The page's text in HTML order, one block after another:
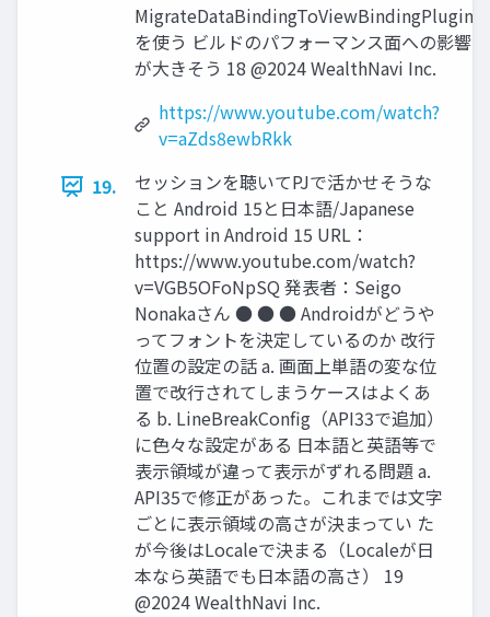
MigrateDataBindingToViewBindingPlugin
を使う ビルドのパフォーマンス⾯への影響
が⼤きそう 18 @2024 WealthNavi Inc.
https://www.youtube.com/watch?
v=aZds8ewbRkk
19.
セッションを聴いてPJで活かせそうな
こと Android 15と⽇本語/Japanese
support in Android 15 URL：
https://www.youtube.com/watch?
v=VGB5OFoNpSQ 発表者：Seigo
Nonakaさん ● ● ● Androidがどうや
ってフォントを決定しているのか 改⾏
位置の設定の話 a. 画⾯上単語の変な位
置で改⾏されてしまうケースはよくあ
る b. LineBreakConﬁg（API33で追加）
に⾊々な設定がある ⽇本語と英語等で
表⽰領域が違って表⽰がずれる問題 a.
API35で修正があった。これまでは⽂字
ごとに表⽰領域の⾼さが決まってい た
が今後はLocaleで決まる（Localeが⽇
本なら英語でも⽇本語の⾼さ） 19
@2024 WealthNavi Inc.